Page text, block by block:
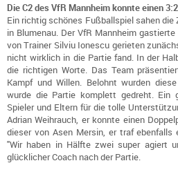
Die C2 des VfR Mannheim konnte einen
Ein richtig schönes Fußballspiel sahen die
in Blumenau. Der VfR Mannheim
von Trainer Silviu Ionescu gerieten
nicht wirklich in die Partie fand. In der
die richtigen Worte. Das Team
Kampf und Willen. Belohnt wurden
wurde die Partie komplett gedreht. Ein
Spieler und Eltern für die tolle
Adrian Weihrauch, er konnte einen
dieser von Asen Mersin, er traf ebenfalls
"Wir haben in Hälfte zwei super agiert
glücklicher Coach nach der Partie.